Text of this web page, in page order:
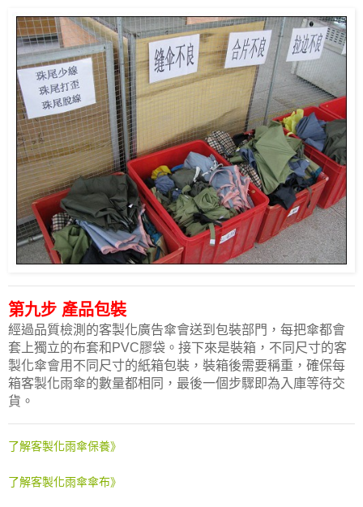
第九步 產品包裝
經過品質檢測的客製化廣告傘會送到包裝部門，每把傘都會
套上獨立的布套和PVC膠袋。接下來是裝箱，不同尺寸的客
製化傘會用不同尺寸的紙箱包裝，裝箱後需要稱重，確保每
箱客製化雨傘的數量都相同，最後一個步驟即為入庫等待交
貨。
了解客製化雨傘保養》
了解客製化雨傘傘布》